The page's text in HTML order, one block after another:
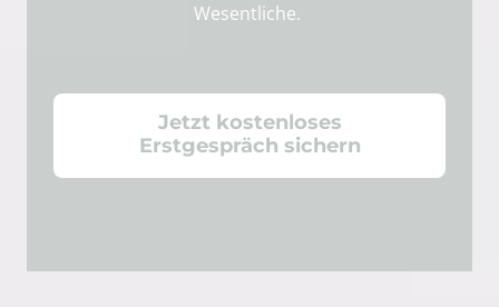
Wesentliche.
Jetzt kostenloses
Erstgespräch sichern